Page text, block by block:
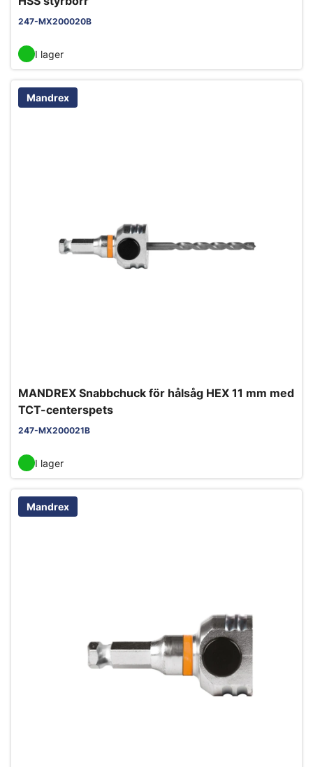
247-MX200020B
I lager
Mandrex
MANDREX Snabbchuck för hålsåg HEX 11 mm med
TCT-centerspets
247-MX200021B
I lager
Mandrex